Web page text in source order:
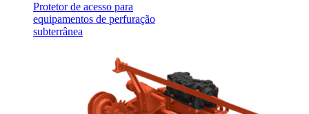
Protetor de acesso para
equipamentos de perfuração
subterrânea